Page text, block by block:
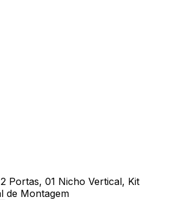
Portas, 01 Nicho Vertical, Kit
de Montagem